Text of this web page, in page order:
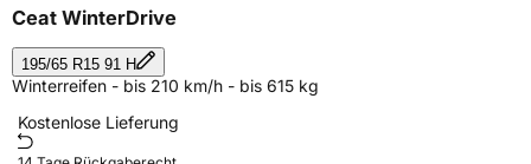
Ceat WinterDrive
195/65 R15 91 H
Winterreifen - bis 210 km/h - bis 615 kg
Kostenlose Lieferung